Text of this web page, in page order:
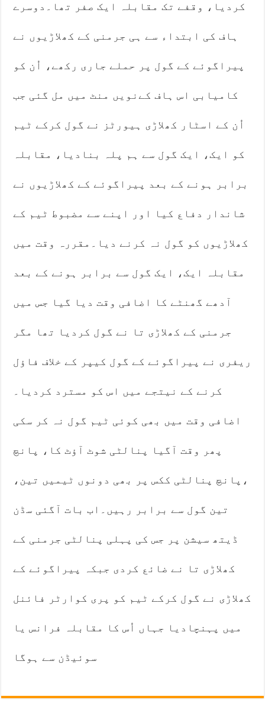
کردیا، وقفے تک مقابلہ ایک صفر تھا۔دوسرے
ہاف کی ابتداء سے ہی جرمنی کے کھلاڑیوں نے
پیراگوئے کے گول پر حملے جاری رکھے، اُن کو
کامیابی اس ہاف کےنویں منٹ میں مل گئی جب
اُن کے اسٹار کھلاڑی ہیورٹز نے گول کرکے ٹیم
کو ایک، ایک گول سے ہم پلہ بنادیا، مقابلہ
برابر ہونے کے بعد پیراگوئے کے کھلاڑیوں نے
شاندار دفاع کیا اور اپنے سے مضبوط ٹیم کے
کھلاڑیوں کو گول نہ کرنے دیا۔مقررہ وقت میں
مقابلہ ایک، ایک گول سے برابر ہونے کے بعد
آدھے گھنٹے کا اضافی وقت دیا گیا جس میں
جرمنی کے کھلاڑی تا نے گول کردیا تھا مگر
ریفری نے پیراگوئے کے گول کیپر کے خلاف فاؤل
کرنے کے نیتجے میں اس کو مسترد کردیا۔
اضافی وقت میں بھی کوئی ٹیم گول نہ کر سکی
پھر وقت آگیا پنالٹی شوٹ آؤٹ کا، پانچ
،پانچ پنالٹی ککس پر بھی دونوں ٹیمیں تین،
تین گول سے برابر رہیں۔اب بات آگئی سڈن
ڈیتھ سیشن پر جس کی پہلی پنالٹی جرمنی کے
کھلاڑی تا نے ضائع کردی جبکہ پیراگوئے کے
کھلاڑی نے گول کرکے ٹیم کو پری کوارٹر فائنل
میں پہنچادیا جہاں اُس کا مقابلہ فرانس یا
سوئیڈن سے ہوگا